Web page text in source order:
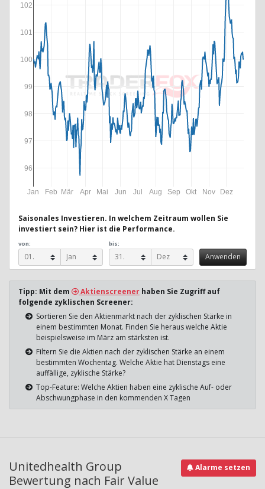
Jan Feb Mär Apr Mai Jun Jul Aug Sep Okt Nov Dez
96
97
98
99
100
101
102
Saisonales Investieren. In welchem Zeitraum wollen Sie
investiert sein? Hier ist die Performance.
von: bis:
Tipp: Mit dem Aktienscreener haben Sie Zugriff auf
folgende zyklischen Screener:
Sortieren Sie den Aktienmarkt nach der zyklischen Stärke in
einem bestimmten Monat. Finden Sie heraus welche Aktie
beispielsweise im März am stärksten ist.
Filtern Sie die Aktien nach der zyklischen Stärke an einem
bestimmten Wochentag. Welche Aktie hat Dienstags eine
auffällige, zyklische Stärke?
Top-Feature: Welche Aktien haben eine zyklische Auf- oder
Abschwungphase in den kommenden X Tagen
Unitedhealth Group
Bewertung nach Fair Value
Alarme setzen